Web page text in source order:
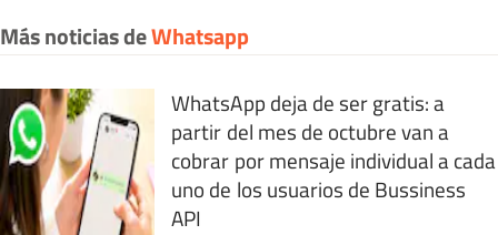
Más noticias deWhatsapp
WhatsApp deja de ser gratis: a
partir del mes de octubre van a
cobrar por mensaje individual a cada
uno de los usuarios de Bussiness
API